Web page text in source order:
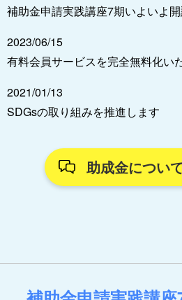
補助金申請実践講座7期いよいよ開
2023/06/15
有料会員サービスを完全無料化い
2021/01/13
SDGsの取り組みを推進します
助成金につい